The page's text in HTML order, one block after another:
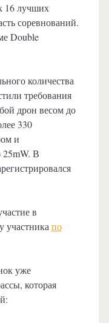
16 лучших
соревнований.
Double
количества
требования
дрон весом до
330
и
В
в
участника по
уже
которая